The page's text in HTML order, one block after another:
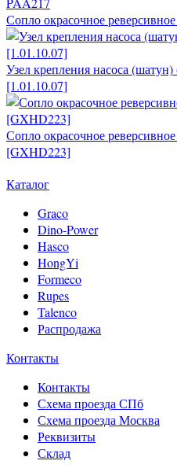
Сопло окрасочное
Узел крепления насоса
[1.01.10.07]
Сопло окрасочное
[GXHD223]
Каталог
Graco
Dino-Power
Hasco
HongYi
Formeco
Rupes
Talenco
Распродажа
Контакты
Контакты
Схема проезда СПб
Схема проезда Москва
Реквизиты
Склад